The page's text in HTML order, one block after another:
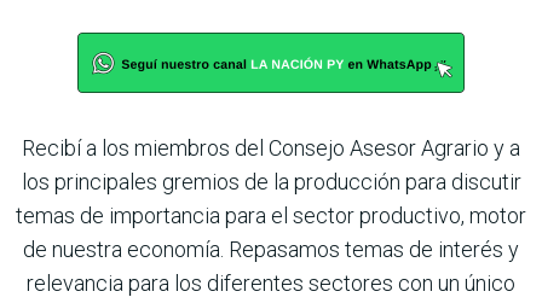
Recibí a los miembros del Consejo Asesor Agrario y a
los principales gremios de la producción para discutir
temas de importancia para el sector productivo, motor
de nuestra economía. Repasamos temas de interés y
relevancia para los diferentes sectores con un único